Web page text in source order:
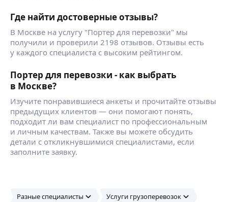
Где найти достоверные отзывы?
В Москве на услугу "Портер для перевозки" мы
получили и проверили 2198 отзывов. Отзывы есть
у каждого специалиста с высоким рейтингом.
Портер для перевозки - как выбрать
в Москве?
Изучите понравившиеся анкеты и прочитайте отзывы
предыдущих клиентов — они помогают понять,
подходит ли вам специалист по профессиональным
и личным качествам. Также вы можете обсудить
детали с откликнувшимися специалистами, если
заполните заявку.
Разные специалисты Услуги грузоперевозок